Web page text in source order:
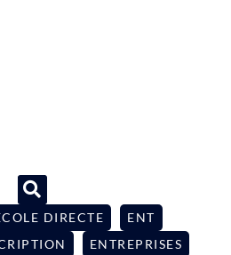
DIRECTE
ENT
ENTREPRISES